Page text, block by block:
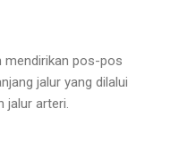
mendirikan pos-pos
jalur yang dilalui
jalur arteri.